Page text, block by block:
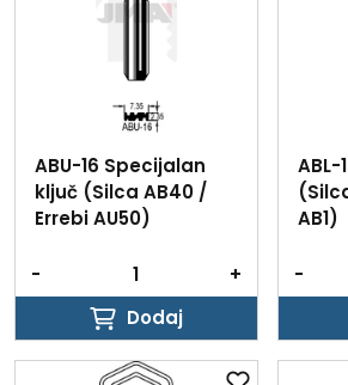
ABU-16 Specijalan
ključ (Silca AB40 /
Errebi AU50)
-
+
Dodaj
Dodaj
AB1)
-